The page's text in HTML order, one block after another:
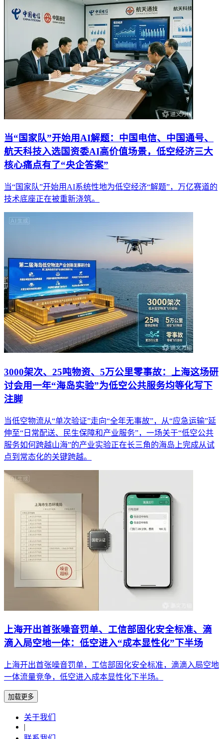
当“国家队”开始用AI解题：中国电信、中国通号、
航天科技入选国资委AI高价值场景，低空经济三大
核心痛点有了“央企答案”
当“国家队”开始用AI系统性地为低空经济“解题”，万亿赛道的
技术底座正在被重新浇筑。
3000架次、25吨物资、5万公里零事故：上海这场研
讨会用一年“海岛实验”为低空公共服务均等化写下
注脚
当低空物流从“单次验证”走向“全年无事故”，从“应急运输”延
伸至“日常配送、民生保障和产业服务”，一场关于“低空公共
服务如何跨越山海”的产业实验正在长三角的海岛上完成从试
点到常态化的关键跨越。
上海开出首张噪音罚单、工信部固化安全标准、滴
滴入局空地一体：低空进入“成本显性化”下半场
上海开出首张噪音罚单，工信部固化安全标准，滴滴入局空地
一体流量竞争，低空进入成本显性化下半场。
加载更多
关于我们
|